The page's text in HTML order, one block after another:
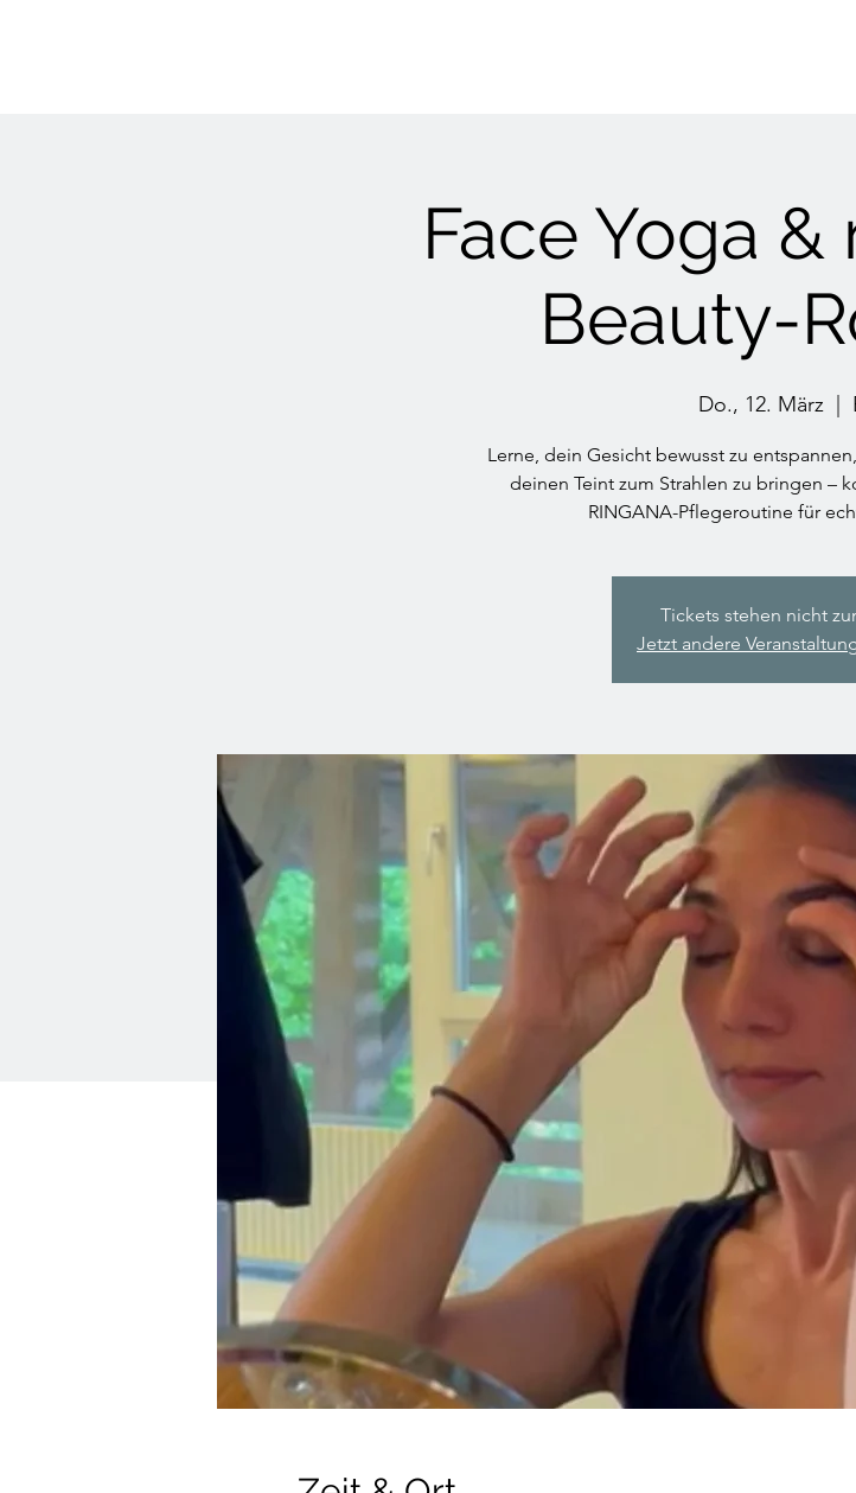
Face Yoga
Beauty-
Do., 12. März
  |
Lerne, dein Gesicht bewusst zu
deinen Teint zum Strahlen zu bringen –
RINGANA-Pflegeroutine für
Tickets stehen nicht
Jetzt andere